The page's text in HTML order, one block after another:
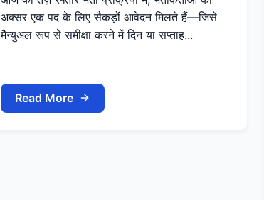
अक्सर एक पद के लिए सैकड़ों आवेदन मिलते हैं—जिसे
मैन्युअल रूप से समीक्षा करने में दिन या सप्ताह...
Read More